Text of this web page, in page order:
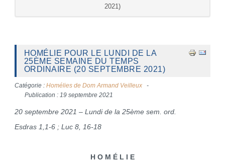
2021)
HOMÉLIE POUR LE LUNDI DE LA
25ÈME SEMAINE DU TEMPS
ORDINAIRE (20 SEPTEMBRE 2021)
Catégorie : Homélies de Dom Armand Veilleux
Publication : 19 septembre 2021
20 septembre 2021 – Lundi de la 25ème sem. ord.
Esdras 1,1-6 ; Luc 8, 16-18
H O M É L I E